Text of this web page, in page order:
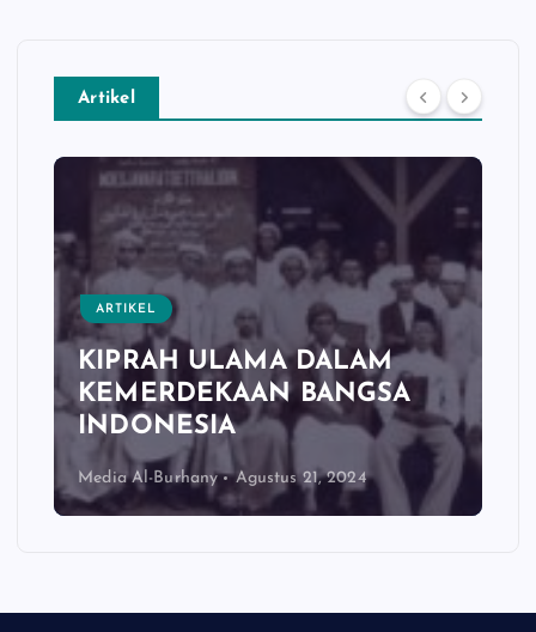
Artikel
ARTIKEL
KIPRAH ULAMA DALAM
KEMERDEKAAN BANGSA
INDONESIA
Media Al-Burhany Agustus 21, 2024